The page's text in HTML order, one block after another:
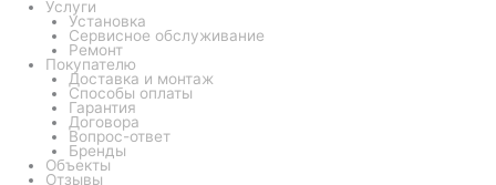
Услуги
Установка
Сервисное обслуживание
Ремонт
Покупателю
Доставка и монтаж
Способы оплаты
Гарантия
Договора
Вопрос-ответ
Бренды
Объекты
Отзывы